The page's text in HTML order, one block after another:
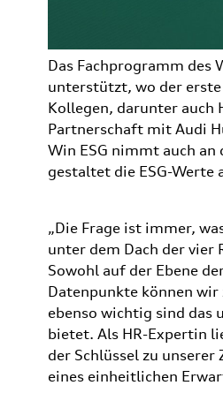
Das Fachprogramm des
unterstützt, wo der
Kollegen, darunter auch
Partnerschaft mit Audi
Win ESG nimmt auch
gestaltet die ESG-
„Die Frage ist immer,
unter dem Dach der vier
Sowohl auf der Ebene
Datenpunkte können
ebenso wichtig sind
bietet. Als HR-Expertin
der Schlüssel zu
eines einheitlichen